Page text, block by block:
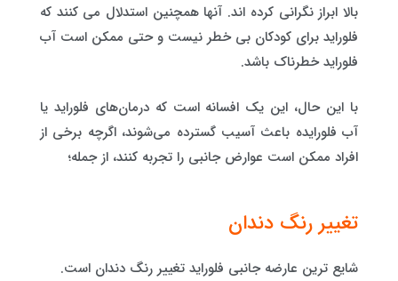
بالا ابراز نگرانی کرده اند. آنها همچنین استدلال می کنند که
فلوراید برای کودکان بی خطر نیست و حتی ممکن است آب
فلوراید خطرناک باشد.
با این حال، این یک افسانه است که درمان‌های فلوراید یا
آب فلورایده باعث آسیب گسترده می‌شوند، اگرچه برخی از
افراد ممکن است عوارض جانبی را تجربه کنند، از جمله؛
تغییر رنگ دندان
شایع ترین عارضه جانبی فلوراید تغییر رنگ دندان است.